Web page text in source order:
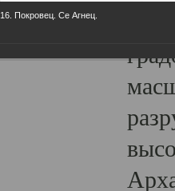
16. Покровец. Се Агнец.